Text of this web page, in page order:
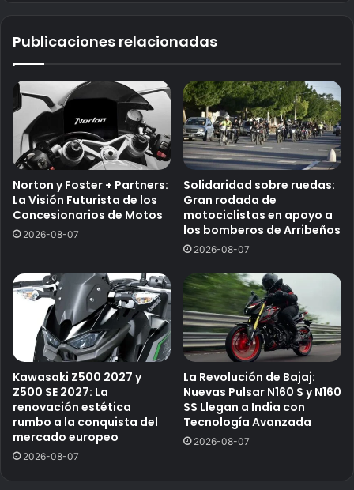
Publicaciones relacionadas
Norton y Foster + Partners:
La Visión Futurista de los
Concesionarios de Motos
2026-08-07
Solidaridad sobre ruedas:
Gran rodada de
motociclistas en apoyo a
los bomberos de Arribeños
2026-08-07
Kawasaki Z500 2027 y
Z500 SE 2027: La
renovación estética
rumbo a la conquista del
mercado europeo
2026-08-07
La Revolución de Bajaj:
Nuevas Pulsar N160 S y N160
SS Llegan a India con
Tecnología Avanzada
2026-08-07